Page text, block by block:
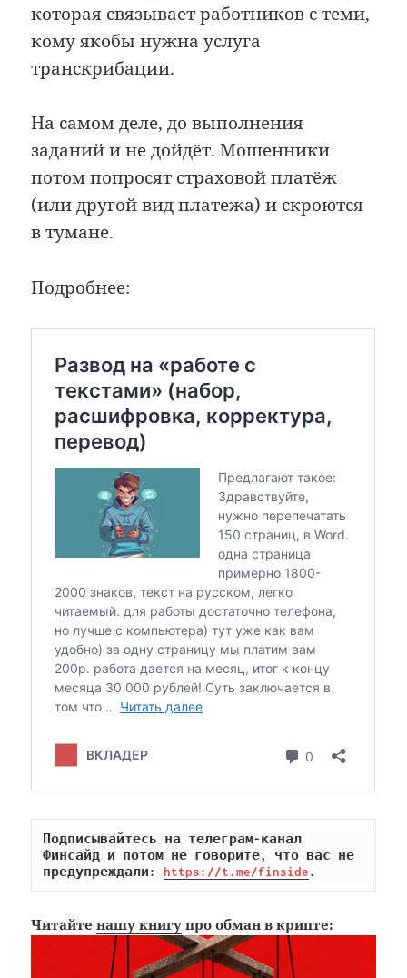
которая связывает работников с теми,
кому якобы нужна услуга
транскрибации.
На самом деле, до выполнения
заданий и не дойдёт. Мошенники
потом попросят страховой платёж
(или другой вид платежа) и скроются
в тумане.
Подробнее:
Подписывайтесь на телеграм-канал
Финсайд и потом не говорите, что вас не
предупреждали: https://t.me/finside.
Читайтенашу книгу про обман в крипте: